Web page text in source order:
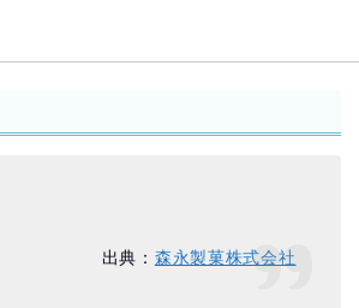
出典： 森永製菓株式会社